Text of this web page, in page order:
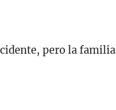
pero la familia